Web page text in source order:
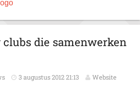
clubs die samenwerken
3 augustus 2012 21:13
Website